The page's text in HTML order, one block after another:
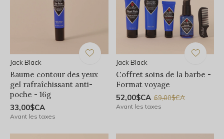
Jack Black
Baume contour des yeux
gel rafraîchissant anti-
poche - 16g
33,00$CA
Avant les taxes
Jack Black
Coffret soins de la barbe -
Format voyage
52,00$CA 69,00$CA
Avant les taxes